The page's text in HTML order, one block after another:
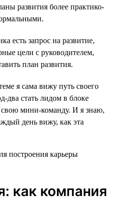
развития более практико-
есть запрос на развитие,
цели с руководителем,
план развития.
я сама вижу путь своего
два стать лидом в блоке
свою мини-команду. И я знаю,
день вижу, как эта
как компания